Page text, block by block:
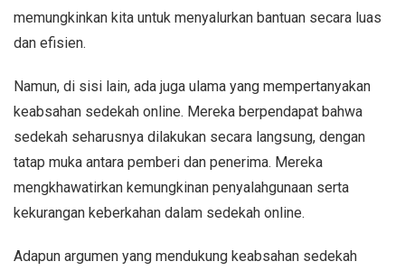
memungkinkan kita untuk menyalurkan bantuan secara luas
dan efisien.
Namun, di sisi lain, ada juga ulama yang mempertanyakan
keabsahan sedekah online. Mereka berpendapat bahwa
sedekah seharusnya dilakukan secara langsung, dengan
tatap muka antara pemberi dan penerima. Mereka
mengkhawatirkan kemungkinan penyalahgunaan serta
kekurangan keberkahan dalam sedekah online.
Adapun argumen yang mendukung keabsahan sedekah